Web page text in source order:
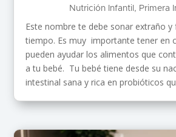
Nutrición Infantil , Primera
Este nombre te debe sonar extraño
tiempo. Es muy importante tener en
pueden ayudar los alimentos que
a tu bebé. Tu bebé tiene desde su
intestinal sana y rica en probióticos